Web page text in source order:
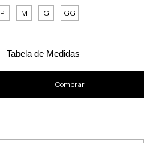
P M G GG
Tabela de Medidas